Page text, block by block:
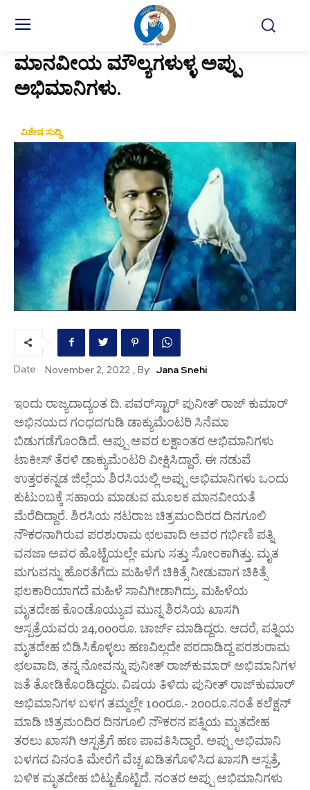
ಮಾನವೀಯ ಮೌಲ್ಯಗಳುಳ್ಳ ಅಪ್ಪು
ಅಭಿಮಾನಿಗಳು.
ವಿಶೇಷ ಸುದ್ದಿ
Date: November 2, 2022 , By: Jana Snehi
ಇಂದು ರಾಜ್ಯದಾದ್ಯಂತ ದಿ. ಪವರ್‌ಸ್ಟಾರ್ ಪುನೀತ್ ರಾಜ್ ಕುಮಾರ್
ಅಭಿನಯದ ಗಂಧದಗುಡಿ ಡಾಕ್ಯುಮೆಂಟರಿ ಸಿನೆಮಾ
ಬಿಡುಗಡೆಗೊಂಡಿದೆ. ಅಪ್ಪು ಅವರ ಲಕ್ಷಾಂತರ ಅಭಿಮಾನಿಗಳು
ಟಾಕೀಸ್ ತೆರಳಿ ಡಾಕ್ಯುಮೆಂಟರಿ ವೀಕ್ಷಿಸಿದ್ದಾರೆ. ಈ ನಡುವೆ
ಉತ್ತರಕನ್ನಡ ಜಿಲ್ಲೆಯ ಶಿರಸಿಯಲ್ಲಿ ಅಪ್ಪು ಅಭಿಮಾನಿಗಳು ಒಂದು
ಕುಟುಂಬಕ್ಕೆ ಸಹಾಯ ಮಾಡುವ ಮೂಲಕ ಮಾನವೀಯತೆ
ಮೆರೆದಿದ್ದಾರೆ. ಶಿರಸಿಯ ನಟರಾಜ ಚಿತ್ರಮಂದಿರದ ದಿನಗೂಲಿ
ನೌಕರನಾಗಿರುವ ಪರಶುರಾಮ ಛಲವಾದಿ ಅವರ ಗರ್ಭಿಣಿ ಪತ್ನಿ
ವನಜಾ ಅವರ ಹೊಟ್ಟೆಯಲ್ಲೇ ಮಗು ಸತ್ತು ಸೋಂಕಾಗಿತ್ತು. ಮೃತ
ಮಗುವನ್ನು ಹೊರತೆಗೆದು ಮಹಿಳೆಗೆ ಚಿಕಿತ್ಸೆ ನೀಡುವಾಗ ಚಿಕಿತ್ಸೆ
ಫಲಕಾರಿಯಾಗದೆ ಮಹಿಳೆ ಸಾವಿಗೀಡಾಗಿದ್ರು. ಮಹಿಳೆಯ
ಮೃತದೇಹ ಕೊಂಡೊಯ್ಯುವ ಮುನ್ನ ಶಿರಸಿಯ ಖಾಸಗಿ
ಆಸ್ಪತ್ರೆಯವರು 24,000ರೂ. ಚಾರ್ಜ್ ಮಾಡಿದ್ದರು. ಆದರೆ, ಪತ್ನಿಯ
ಮೃತದೇಹ ಬಿಡಿಸಿಕೊಳ್ಳಲು ಹಣವಿಲ್ಲದೇ ಪರದಾಡಿದ್ದ ಪರಶುರಾಮ
ಛಲವಾದಿ, ತನ್ನ ನೋವನ್ನು ಪುನೀತ್ ರಾಜ್‌ಕುಮಾರ್ ಅಭಿಮಾನಿಗಳ
ಜತೆ ತೋಡಿಕೊಂಡಿದ್ದರು. ವಿಷಯ ತಿಳಿದು ಪುನೀತ್ ರಾಜ್‌ಕುಮಾರ್
ಅಭಿಮಾನಿಗಳ ಬಳಗ ತಮ್ಮಲ್ಲೇ 100ರೂ.- 200ರೂ.ನಂತೆ ಕಲೆಕ್ಷನ್
ಮಾಡಿ ಚಿತ್ರಮಂದಿರ ದಿನಗೂಲಿ ನೌಕರನ ಪತ್ನಿಯ ಮೃತದೇಹ
ತರಲು ಖಾಸಗಿ ಆಸ್ಪತ್ರೆಗೆ ಹಣ ಪಾವತಿಸಿದ್ದಾರೆ. ಅಪ್ಪು ಅಭಿಮಾನಿ
ಬಳಗದ ವಿನಂತಿ ಮೇರೆಗೆ ವೆಚ್ಚ ಖಡಿತಗೊಳಿಸಿದ ಖಾಸಗಿ ಆಸ್ಪತ್ರೆ,
ಬಳಿಕ ಮೃತದೇಹ ಬಿಟ್ಟುಕೊಟ್ಟಿದೆ. ನಂತರ ಅಪ್ಪು ಅಭಿಮಾನಿಗಳು